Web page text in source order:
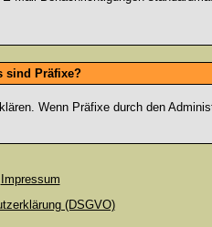
sind Präfixe?
Wenn Präfixe durch den
Impressum
(DSGVO)